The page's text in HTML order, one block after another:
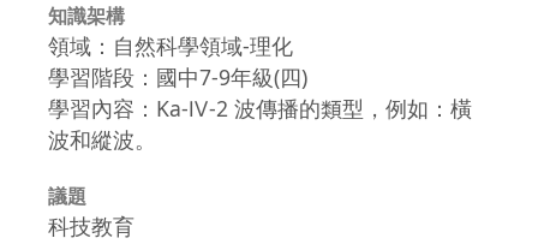
知識架構
領域：自然科學領域-理化
學習階段：國中7-9年級(四)
學習內容：Ka-Ⅳ-2 波傳播的類型，例如：橫
波和縱波。
議題
科技教育